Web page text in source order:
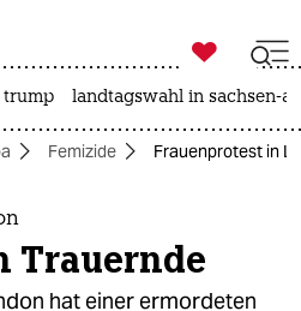
ich
ich

taz zahl ich
trump landtagswahl in sachsen-
Femizide Frauenprotest in
Trauernde
hat einer ermordeten